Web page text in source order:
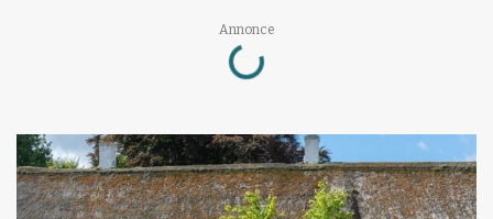
Annonce
Loading...